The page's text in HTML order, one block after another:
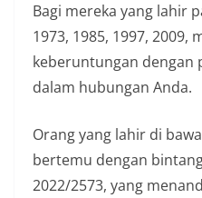
Bagi mereka yang lahir
1973, 1985, 1997, 2009,
keberuntungan dengan
dalam hubungan Anda.
Orang yang lahir di
bertemu dengan
2022/2573, yang